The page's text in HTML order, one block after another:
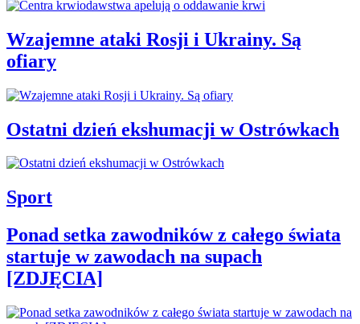
Wzajemne ataki Rosji i Ukrainy. Są
ofiary
Ostatni dzień ekshumacji w Ostrówkach
Sport
Ponad setka zawodników z całego świata
startuje w zawodach na supach
[ZDJĘCIA]